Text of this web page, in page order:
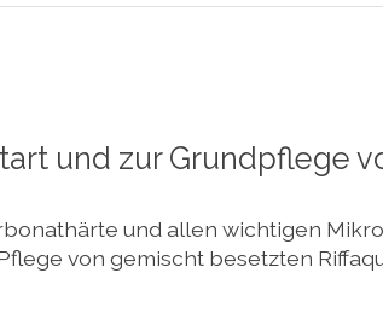
und zur Grundpflege
und allen wichtigen
von gemischt besetzten